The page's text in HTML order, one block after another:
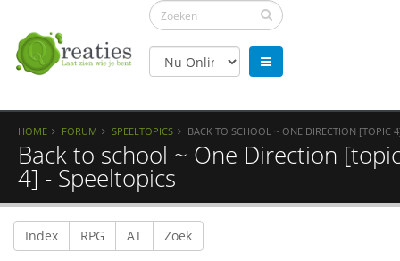
HOME FORUM SPEELTOPICS BACK TO SCHOOL ~ ONE DIRECTION [TOPIC
Back to school ~ One Direction
4] - Speeltopics
Index RPG AT Zoek